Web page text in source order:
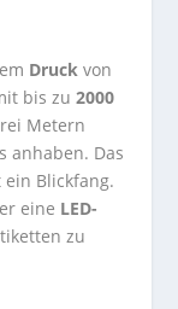
Druck von
bis zu2000
Metern
anhaben. Das
Blickfang.
eine LED-
zu